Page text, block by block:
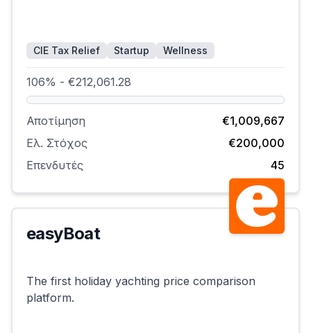
CIE Tax Relief Startup Wellness
106% - €212,061.28
Αποτίμηση
€1,009,667
Ελ. Στόχος
€200,000
Επενδυτές
45
Επιτυχημένη
easyBoat
The first holiday yachting price comparison
platform.